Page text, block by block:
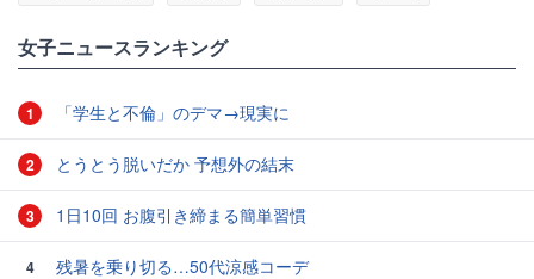
女子ニュースランキング
1 「学生と不倫」のデマ→現実に
2 とうとう脱いだか 予想外の結末
3 1日10回 お腹引き締まる簡単習慣
4 残暑を乗り切る…50代涼感コーデ